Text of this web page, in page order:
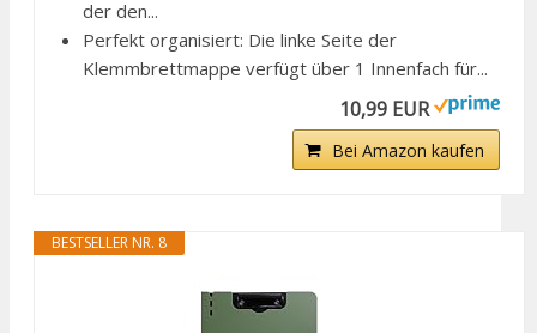
der den...
Perfekt organisiert: Die linke Seite der
Klemmbrettmappe verfügt über 1 Innenfach für...
10,99 EUR
Bei Amazon kaufen
BESTSELLER NR. 8